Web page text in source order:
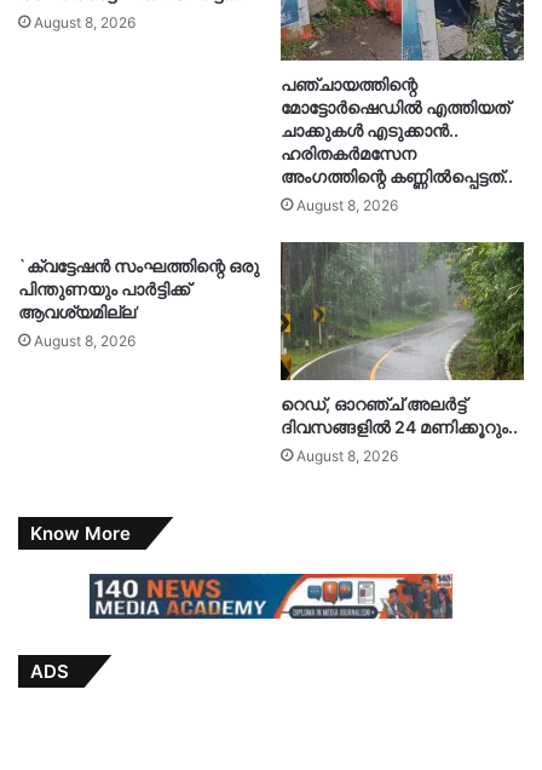
August 8, 2026
പഞ്ചായത്തിന്റെ
മോട്ടോർഷെഡിൽ എത്തിയത്
ചാക്കുകൾ എടുക്കാൻ..
ഹരിതകർമസേന
അംഗത്തിന്റെ കണ്ണിൽപ്പെട്ടത്..
August 8, 2026
`ക്വട്ടേഷൻ സംഘത്തിന്റെ ഒരു
പിന്തുണയും പാർട്ടിക്ക്
ആവശ്യമില്ല’
August 8, 2026
റെഡ്, ഓറഞ്ച് അലർട്ട്
ദിവസങ്ങളിൽ 24 മണിക്കൂറും..
August 8, 2026
Know More
ADS